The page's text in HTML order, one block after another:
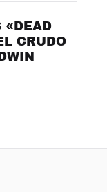
«DEAD
CRUDO